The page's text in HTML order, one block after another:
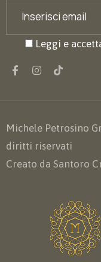
Leggi e
Michele Petrosino
diritti riservati
Creato da Santoro